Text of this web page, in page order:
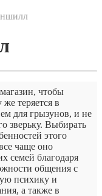
чтобы
теряется в
для грызунов, и не
зверьку. Выбирать
этого
чаще оно
семей благодаря
общения с
психику и
а также в